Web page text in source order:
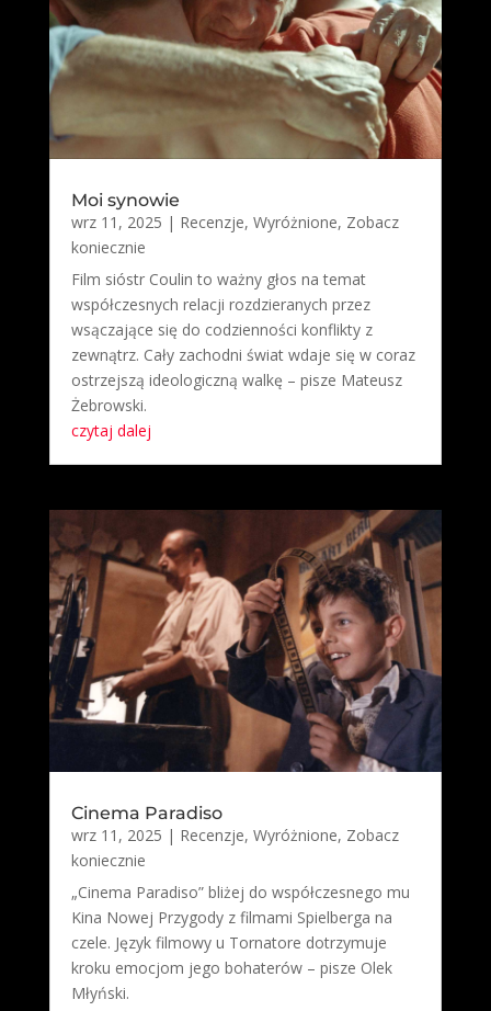
Moi synowie
wrz 11, 2025 | Recenzje, Wyróżnione, Zobacz
koniecznie
Film sióstr Coulin to ważny głos na temat
współczesnych relacji rozdzieranych przez
wsączające się do codzienności konflikty z
zewnątrz. Cały zachodni świat wdaje się w coraz
ostrzejszą ideologiczną walkę – pisze Mateusz
Żebrowski.
czytaj dalej
Cinema Paradiso
wrz 11, 2025 | Recenzje, Wyróżnione, Zobacz
koniecznie
„Cinema Paradiso” bliżej do współczesnego mu
Kina Nowej Przygody z filmami Spielberga na
czele. Język filmowy u Tornatore dotrzymuje
kroku emocjom jego bohaterów – pisze Olek
Młyński.